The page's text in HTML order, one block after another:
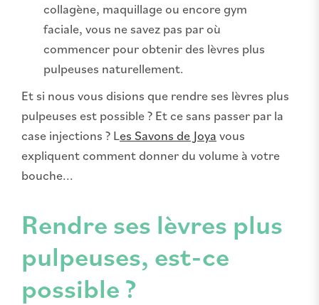
collagène, maquillage ou encore gym
faciale, vous ne savez pas par où
commencer pour obtenir des lèvres plus
pulpeuses naturellement.
Et si nous vous disions que rendre ses lèvres plus
pulpeuses est possible ? Et ce sans passer par la
case injections ? Les Savons de Joya vous
expliquent comment donner du volume à votre
bouche...
Rendre ses lèvres plus
pulpeuses, est-ce
possible ?